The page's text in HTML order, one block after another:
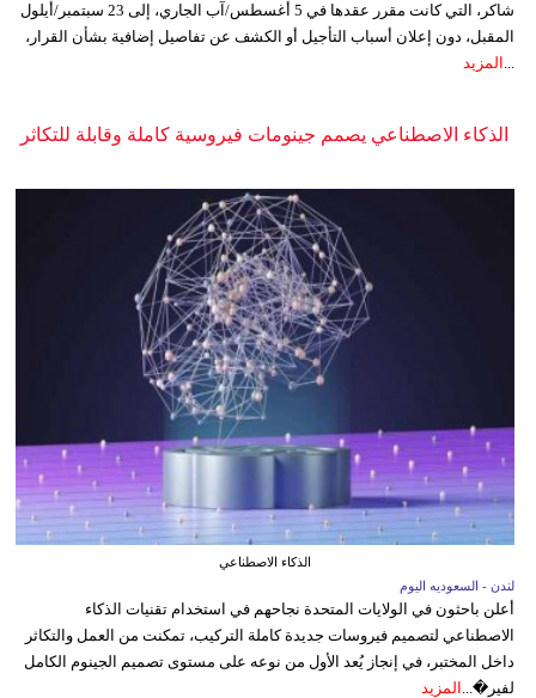
شاكر، التي كانت مقرر عقدها في 5 أغسطس/آب الجاري، إلى 23 سبتمبر/أيلول
المقبل، دون إعلان أسباب التأجيل أو الكشف عن تفاصيل إضافية بشأن القرار،
... المزيد
الذكاء الاصطناعي يصمم جينومات فيروسية كاملة وقابلة للتكاثر
الذكاء الاصطناعي
لندن - السعوديه اليوم
أعلن باحثون في الولايات المتحدة نجاحهم في استخدام تقنيات الذكاء
الاصطناعي لتصميم فيروسات جديدة كاملة التركيب، تمكنت من العمل والتكاثر
داخل المختبر، في إنجاز يُعد الأول من نوعه على مستوى تصميم الجينوم الكامل
لفير�...
المزيد